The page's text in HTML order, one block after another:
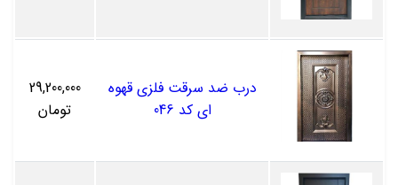
درب ضد سرقت فلزی قهوه
ای کد 046
29,200,000
تومان